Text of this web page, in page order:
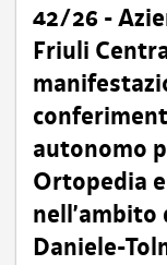
42/26 -
Friuli
autonomo
Ortopedia
Daniele-